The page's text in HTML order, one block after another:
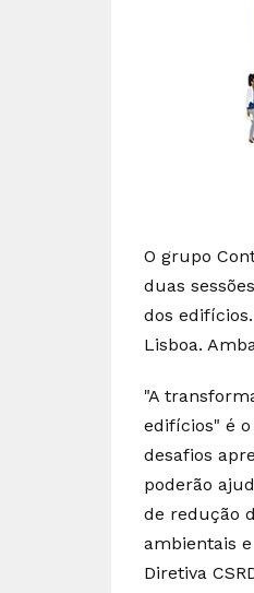
O grupo
duas
dos
Lisboa.
"A
edifícios" é
desafios
poderão
de redução
ambientais
Diretiva